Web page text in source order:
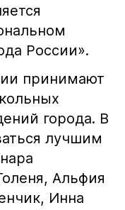
России».
принимают
города. В
лучшим
Альфия
Инна